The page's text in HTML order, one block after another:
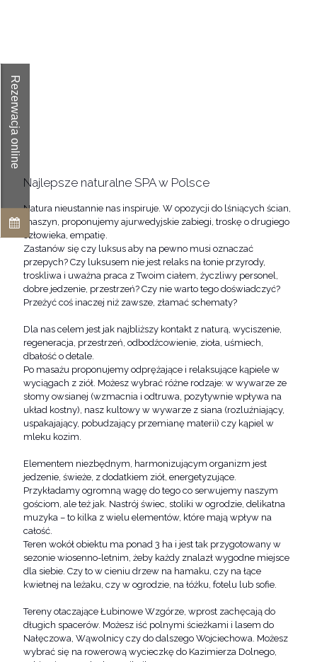
Rezerwacja online
Najlepsze naturalne SPA w Polsce
Natura nieustannie nas inspiruje. W opozycji do lśniących ścian,
maszyn, proponujemy ajurwedyjskie zabiegi, troskę o drugiego
człowieka, empatię.
Zastanów się czy luksus aby na pewno musi oznaczać
przepych? Czy luksusem nie jest relaks na łonie przyrody,
troskliwa i uważna praca z Twoim ciałem, życzliwy personel,
dobre jedzenie, przestrzeń? Czy nie warto tego doświadczyć?
Przeżyć coś inaczej niż zawsze, złamać schematy?
Dla nas celem jest jak najbliższy kontakt z naturą, wyciszenie,
regeneracja, przestrzeń, odbodźcowienie, zioła, uśmiech,
dbałość o detale.
Po masażu proponujemy odprężające i relaksujące kąpiele w
wyciągach z ziół. Możesz wybrać różne rodzaje: w wywarze ze
słomy owsianej (wzmacnia i odtruwa, pozytywnie wpływa na
układ kostny), nasz kultowy w wywarze z siana (rozluźniający,
uspakajający, pobudzający przemianę materii) czy kąpiel w
mleku kozim.
Elementem niezbędnym, harmonizującym organizm jest
jedzenie, świeże, z dodatkiem ziół, energetyzujące.
Przykładamy ogromną wagę do tego co serwujemy naszym
gościom, ale też jak. Nastrój świec, stoliki w ogrodzie, delikatna
muzyka – to kilka z wielu elementów, które mają wpływ na
całość.
Teren wokół obiektu ma ponad 3 ha i jest tak przygotowany w
sezonie wiosenno-letnim, żeby każdy znalazł wygodne miejsce
dla siebie. Czy to w cieniu drzew na hamaku, czy na łące
kwietnej na leżaku, czy w ogrodzie, na łóżku, fotelu lub sofie.
Tereny otaczające Łubinowe Wzgórze, wprost zachęcają do
długich spacerów. Możesz iść polnymi ścieżkami i lasem do
Nałęczowa, Wąwolnicy czy do dalszego Wojciechowa. Możesz
wybrać się na rowerową wycieczkę do Kazimierza Dolnego,